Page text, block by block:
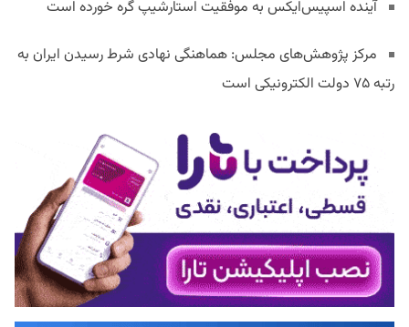
آینده اسپیس‌ایکس به موفقیت استارشیپ گره خورده است
مرکز پژوهش‌های مجلس: هماهنگی نهادی شرط رسیدن ایران به
رتبه ۷۵ دولت الکترونیکی است